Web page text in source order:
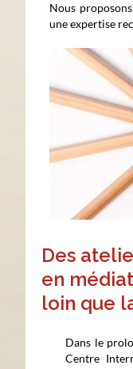
Nous
une expertise
Des
en
loin que
Dans le
Centre